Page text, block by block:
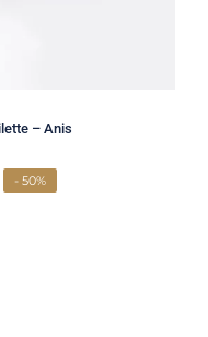
– Anis
- 50%